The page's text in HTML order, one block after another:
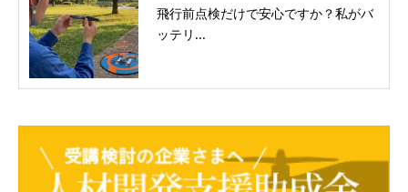
飛行前点検だけで安心ですか？私がバ
ッテリ...